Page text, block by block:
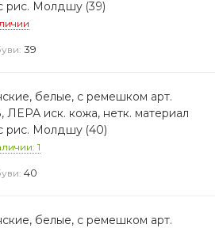
рис. Молдшу (39)
39
белые, с ремешком арт.
ЛЕРА иск. кожа, нетк. материал
рис. Молдшу (40)
1
40
белые, с ремешком арт.